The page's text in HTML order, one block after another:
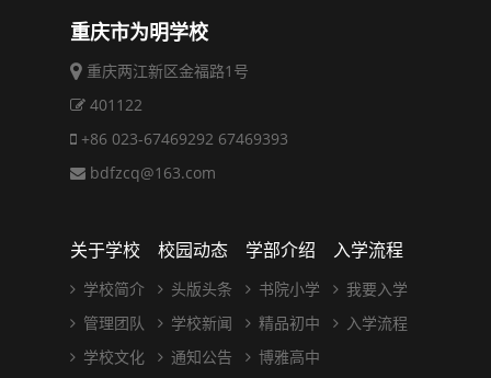
重庆市为明学校
重庆两江新区金福路1号
401122
+86 023-67469292 67469393
bdfzcq@163.com
关于学校
学校简介
管理团队
学校文化
校园动态
头版头条
学校新闻
通知公告
学部介绍
书院小学
精品初中
博雅高中
入学流程
我要入学
入学流程